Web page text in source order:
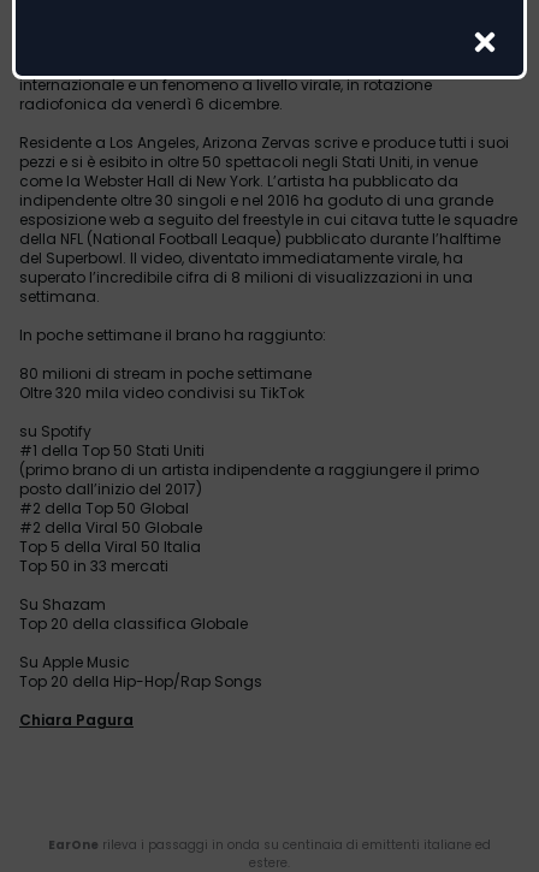
Nuova firma di Columbia Records, il cantautore e artista Alt/Hip hop
Arizona Zervas sta conquistando il vertice delle classifiche di tutto il
internazionale e un fenomeno a livello virale, in rotazione
radiofonica da venerdì 6 dicembre.
Residente a Los Angeles, Arizona Zervas scrive e produce tutti i suoi
pezzi e si è esibito in oltre 50 spettacoli negli Stati Uniti, in venue
come la Webster Hall di New York. L’artista ha pubblicato da
indipendente oltre 30 singoli e nel 2016 ha goduto di una grande
esposizione web a seguito del freestyle in cui citava tutte le squadre
della NFL (National Football Leaque) pubblicato durante l’halftime
del Superbowl. Il video, diventato immediatamente virale, ha
superato l’incredibile cifra di 8 milioni di visualizzazioni in una
settimana.
In poche settimane il brano ha raggiunto:
80 milioni di stream in poche settimane
Oltre 320 mila video condivisi su TikTok
su Spotify
#1 della Top 50 Stati Uniti
(primo brano di un artista indipendente a raggiungere il primo
posto dall’inizio del 2017)
#2 della Top 50 Global
#2 della Viral 50 Globale
Top 5 della Viral 50 Italia
Top 50 in 33 mercati
Su Shazam
Top 20 della classifica Globale
Su Apple Music
Top 20 della Hip-Hop/Rap Songs
Chiara Pagura
EarOne rileva i passaggi in onda su centinaia di emittenti italiane ed
estere.